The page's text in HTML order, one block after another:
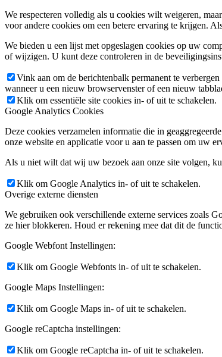
We respecteren volledig als u cookies wilt weigeren,
voor andere cookies om een betere ervaring te krijgen.
We bieden u een lijst met opgeslagen cookies op uw
of wijzigen. U kunt deze controleren in de
Vink aan om de berichtenbalk permanent te
wanneer u een nieuw browservenster of een nieuw
Klik om essentiële site cookies in- of uit te schakelen.
Google Analytics Cookies
Deze cookies verzamelen informatie die in
onze website en applicatie voor u aan te passen om uw
Als u niet wilt dat wij uw bezoek aan onze site volgen,
Klik om Google Analytics in- of uit te schakelen.
Overige externe diensten
We gebruiken ook verschillende externe services zoals
ze hier blokkeren. Houd er rekening mee dat dit de
Google Webfont Instellingen:
Klik om Google Webfonts in- of uit te schakelen.
Google Maps Instellingen:
Klik om Google Maps in- of uit te schakelen.
Google reCaptcha instellingen:
Klik om Google reCaptcha in- of uit te schakelen.